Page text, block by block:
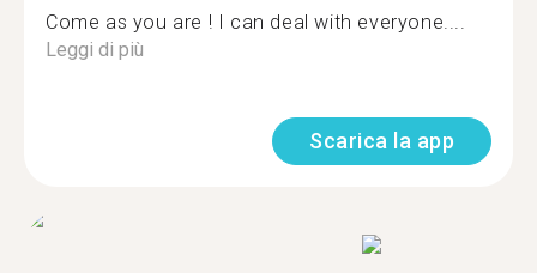
Come as you are ! I can deal with everyone....
Leggi di più
Scarica la app